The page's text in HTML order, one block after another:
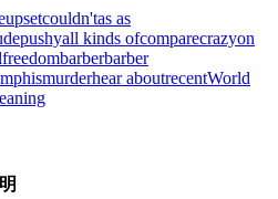
upsetcouldn'tas as
pushyall kinds ofcomparecrazyon
freedombarberbarber
murderhear aboutrecentWorld